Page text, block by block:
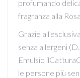
profumando
fragranza alla
Grazie
senza allergeni
Emulsio
le persone più